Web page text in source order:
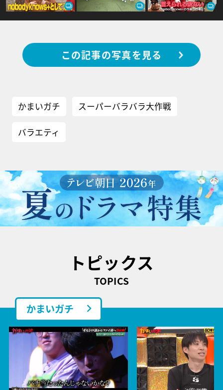
この記事の写真を見る
かまいガチ スーパーバラバラ大作戦
バラエティ
トピックス
TOPICS
かまいガチ